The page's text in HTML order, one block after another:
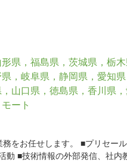
県，福島県，茨城県，栃
，岐阜県，静岡県，愛知
山口県，徳島県，香川県
ート
をお任せします。 ■プリセ
■技術情報の外部発信、社